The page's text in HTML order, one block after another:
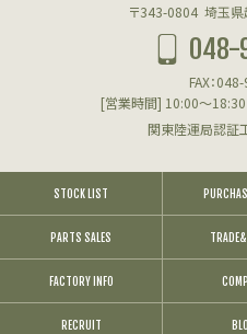
〒343-0804 埼玉県
048-
FAX：
[営業時間] 10:00～18:30
関東陸運局認
STOCK LIST
PARTS SALES
FACTORY INFO
RECRUIT